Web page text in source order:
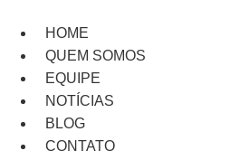
para
conteúdo
HOME
QUEM SOMOS
EQUIPE
NOTÍCIAS
BLOG
CONTATO